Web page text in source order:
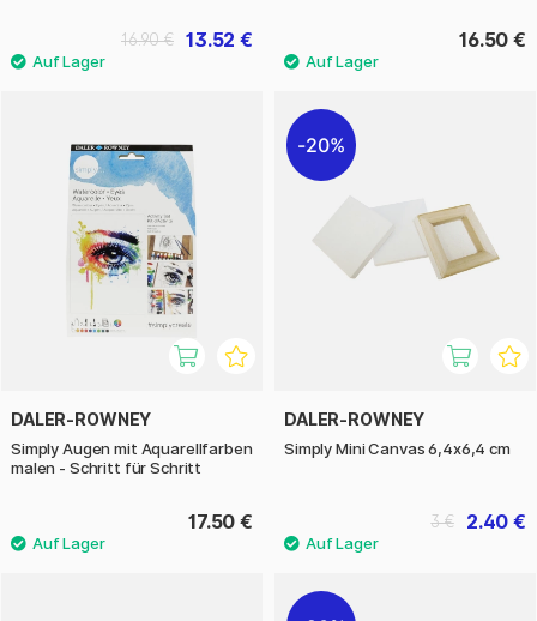
13.52 €
16.90 € 16.50 €
DALER-ROWNEY
Simply Augen mit Aquarellfarben
malen - Schritt für Schritt
17.50 €
20%
DALER-ROWNEY
Simply Mini Canvas 6,4x6,4 cm
2.40 €
3 €